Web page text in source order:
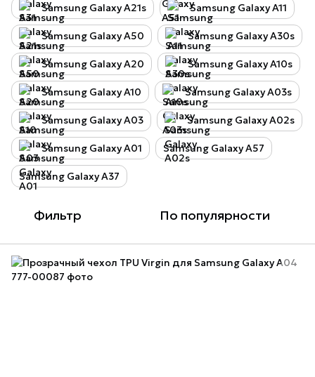
Samsung Galaxy A21s Samsung Galaxy A11
Samsung Galaxy A50 Samsung Galaxy A30s
Samsung Galaxy A20 Samsung Galaxy A10s
Samsung Galaxy A10 Samsung Galaxy A03s
Samsung Galaxy A03 Samsung Galaxy A02s
Samsung Galaxy A01 Samsung Galaxy A57
Samsung Galaxy A37
Фильтр По популярности